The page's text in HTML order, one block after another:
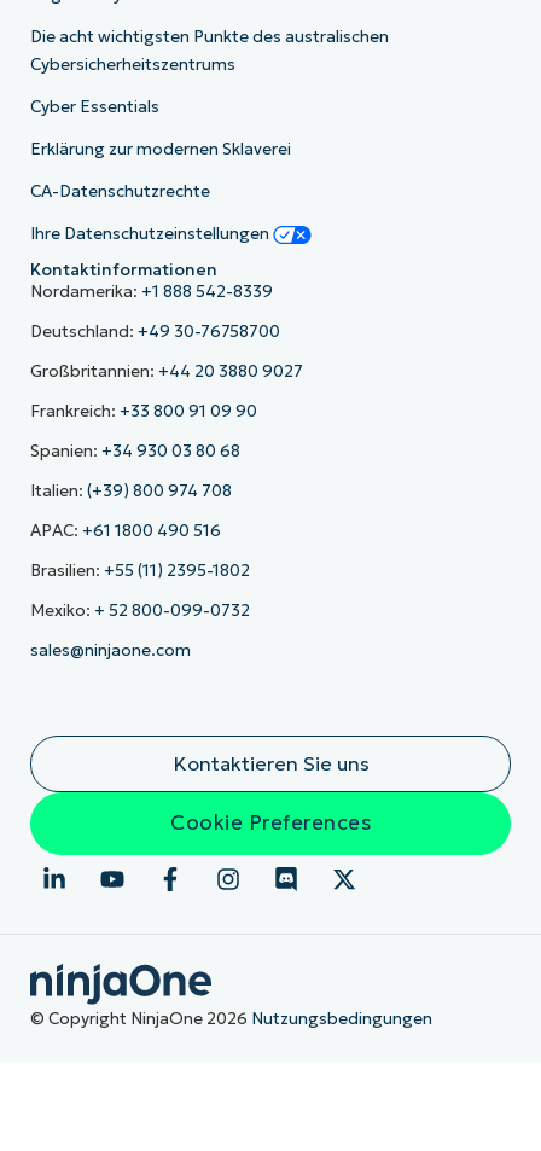
Die acht wichtigsten Punkte des australischen
Cybersicherheitszentrums
Cyber Essentials
Erklärung zur modernen Sklaverei
CA-Datenschutzrechte
Ihre Datenschutzeinstellungen
Kontaktinformationen
Nordamerika: +1 888 542-8339
Deutschland: +49 30-76758700
Großbritannien: +44 20 3880 9027
Frankreich: +33 800 91 09 90
Spanien: +34 930 03 80 68
Italien: (+39) 800 974 708
APAC: +61 1800 490 516
Brasilien: +55 (11) 2395-1802
Mexiko: + 52 800-099-0732
sales@ninjaone.com
Kontaktieren Sie uns
Cookie Preferences
© Copyright NinjaOne 2026 Nutzungsbedingungen